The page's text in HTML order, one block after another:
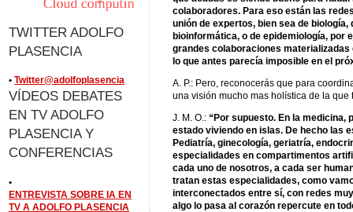
colaboradores. Para eso están las
unión de expertos, bien sea de
bioinformática, o de epidemiología, por
grandes colaboraciones
lo que antes parecía imposible en el
A. P.: Pero, reconocerás que para
una visión mucho mas holística de la que
J. M. O.: “Por supuesto. En la medicina,
estado viviendo en islas. De hecho las
Pediatría, ginecología, geriatría,
especialidades en compartimentos
cada uno de nosotros, a cada ser
tratan estas especialidades, como
interconectados entre sí, con redes
algo lo pasa al corazón repercute en
TWITTER ADOLFO
PLASENCIA
• Twitter@adolfoplasencia
VÍDEOS DEBATES
EN TV ADOLFO
PLASENCIA Y
CONFERENCIAS
•
ENTREVISTA SOBRE IA EN
TV A ADOLFO PLASENCIA